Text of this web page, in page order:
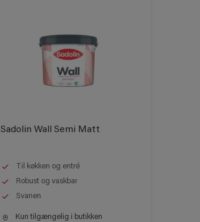
Sadolin Wall Semi Matt
Til køkken og entré
Robust og vaskbar
Svanen
Kun tilgængelig i butikken